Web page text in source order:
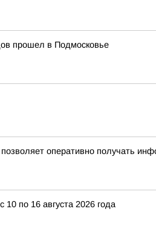
прошел в Подмосковье
оперативно получать
10 по 16 августа 2026 года